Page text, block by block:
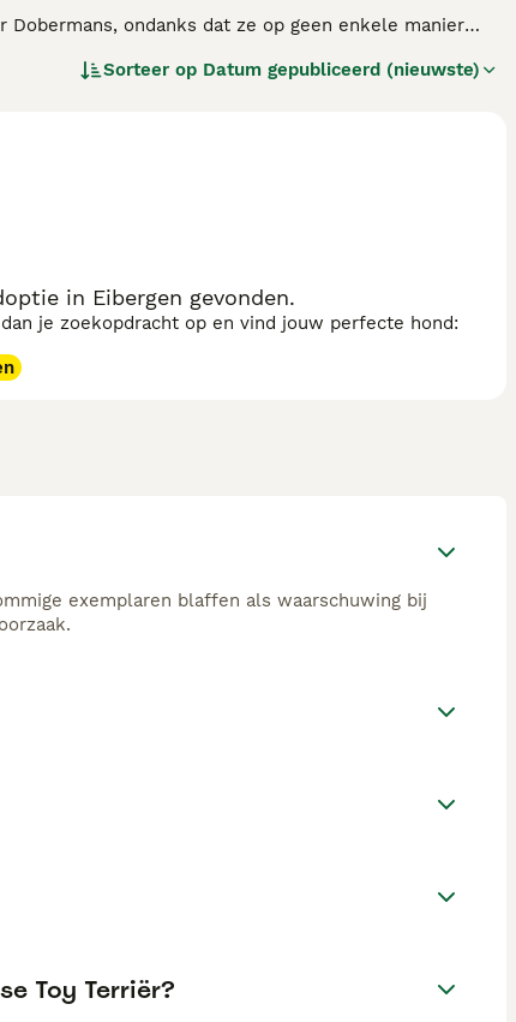
ondanks dat ze op geen enkele manier
Sorteer op Datum gepubliceerd (nieuwste)
in Eibergen gevonden.
je zoekopdracht op en vind jouw perfecte hond:
exemplaren blaffen als waarschuwing bij
Toy Terriër?